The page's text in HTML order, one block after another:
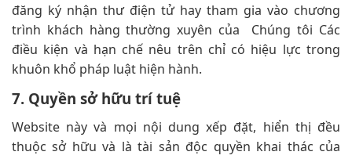
đăng ký nhận thư điện tử hay tham gia vào chương
trình khách hàng thường xuyên của Chúng tôi Các
điều kiện và hạn chế nêu trên chỉ có hiệu lực trong
khuôn khổ pháp luật hiện hành.
7. Quyền sở hữu trí tuệ
Website này và mọi nội dung xếp đặt, hiển thị đều
thuộc sở hữu và là tài sản độc quyền khai thác của